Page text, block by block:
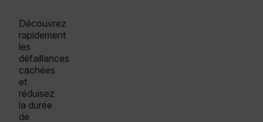
Découvrez
rapidement
les
défaillances
cachées
et
réduisez
la durée
de